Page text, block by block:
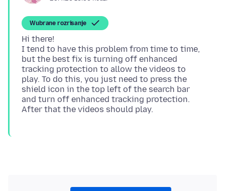
Wubrane rozrisanje
Hi there!
I tend to have this problem from time to time,
but the best fix is turning off enhanced
tracking protection to allow the videos to
play. To do this, you just need to press the
shield icon in the top left of the search bar
and turn off enhanced tracking protection.